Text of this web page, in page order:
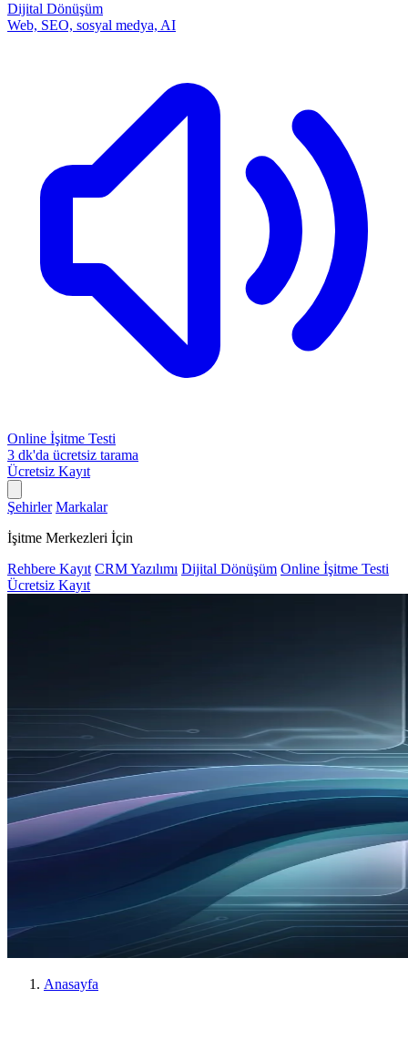
Dijital Dönüşüm
Web, SEO, sosyal medya, AI
Online İşitme Testi
3 dk'da ücretsiz tarama
Ücretsiz Kayıt
Şehirler Markalar
İşitme Merkezleri İçin
Rehbere Kayıt CRM Yazılımı Dijital Dönüşüm Online İşitme Testi
Ücretsiz Kayıt
Anasayfa